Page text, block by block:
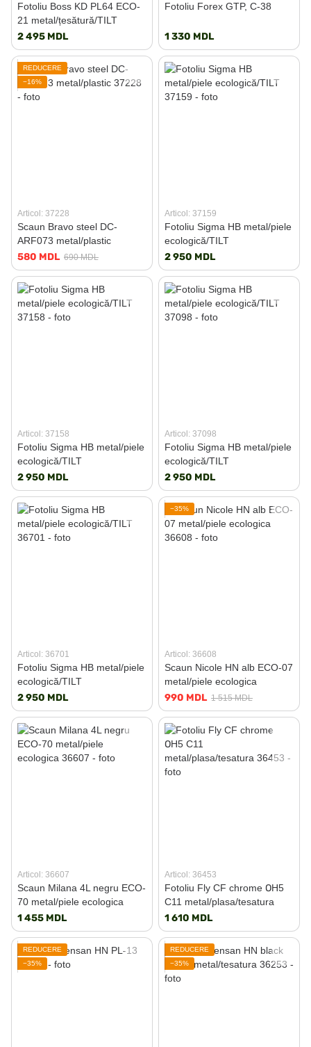
Fotoliu Boss KD PL64 ECO-
21 metal/țesătură/TILT
2 495 MDL
Fotoliu Forex GTP, C-38
1 330 MDL
REDUCERE
−16%
Articol: 37228
Scaun Bravo steel DC-
ARF073 metal/plastic
580 MDL 690 MDL
Articol: 37159
Fotoliu Sigma HB metal/piele
ecologică/TILT
2 950 MDL
Articol: 37158
Fotoliu Sigma HB metal/piele
ecologică/TILT
2 950 MDL
Articol: 37098
Fotoliu Sigma HB metal/piele
ecologică/TILT
2 950 MDL
Articol: 36701
Fotoliu Sigma HB metal/piele
ecologică/TILT
2 950 MDL
−35%
Articol: 36608
Scaun Nicole HN alb ECO-07
metal/piele ecologica
990 MDL 1 515 MDL
Articol: 36607
Scaun Milana 4L negru ECO-
70 metal/piele ecologica
1 455 MDL
Articol: 36453
Fotoliu Fly CF chrome ОH5
C11 metal/plasa/tesatura
1 610 MDL
REDUCERE
−35%
REDUCERE
−35%